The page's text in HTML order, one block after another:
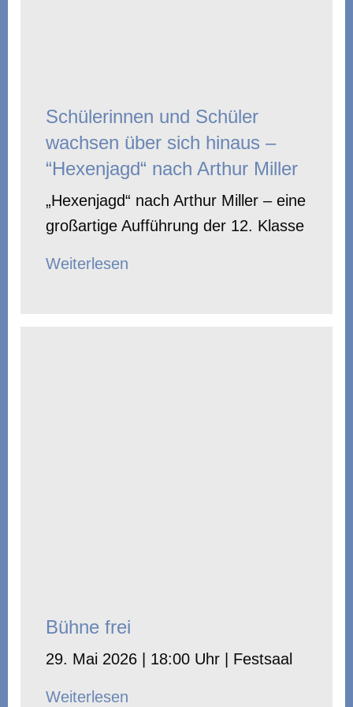
Schülerinnen und Schüler
wachsen über sich hinaus –
“Hexenjagd“ nach Arthur Miller
„Hexenjagd“ nach Arthur Miller – eine
großartige Aufführung der 12. Klasse
Weiterlesen
Bühne frei
29. Mai 2026 | 18:00 Uhr | Festsaal
Weiterlesen